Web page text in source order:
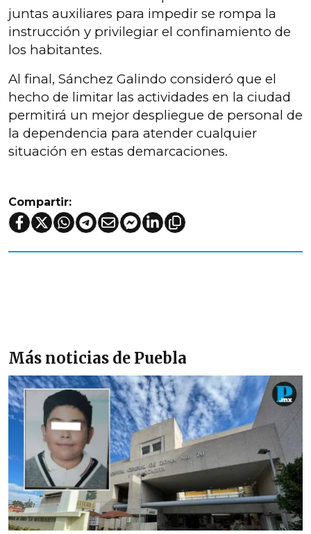
juntas auxiliares para impedir se rompa la
instrucción y privilegiar el confinamiento de
los habitantes.
Al final, Sánchez Galindo consideró que el
hecho de limitar las actividades en la ciudad
permitirá un mejor despliegue de personal de
la dependencia para atender cualquier
situación en estas demarcaciones.
Compartir:
Más noticias de Puebla